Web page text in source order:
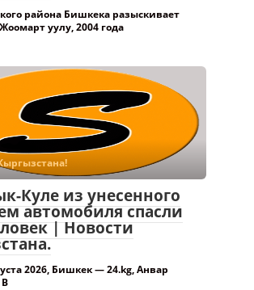
района Бишкека разыскивает
уулу, 2004 года
Куле из унесенного
автомобиля спасли
| Новости
2026, Бишкек — 24.kg, Анвар